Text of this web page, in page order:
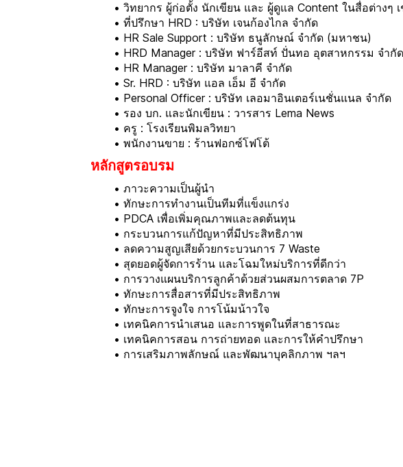
วิทยากร ผู้ก่อตั้ง นักเขียน และ ผู้ดูแล Content ในสื่อต่างๆ
ที่ปรึกษา HRD : บริษัท เจนก้องไกล จำกัด
HR Sale Support : บริษัท ธนูลักษณ์ จำกัด (มหาชน)
HRD Manager : บริษัท ฟาร์อีสท์ ปั่นทอ อุตสาหกรรม จำกัด
HR Manager : บริษัท มาลาคี จำกัด
Sr. HRD : บริษัท แอล เอ็ม อี จำกัด
Personal Officer : บริษัท เลอมาอินเตอร์เนชั่นแนล จำกัด
รอง บก. และนักเขียน : วารสาร Lema News
ครู : โรงเรียนพิมลวิทยา
พนักงานขาย : ร้านฟอกซ์โฟโต้
หลักสูตรอบรม
ภาวะความเป็นผู้นำ
ทักษะการทำงานเป็นทีมที่แข็งแกร่ง
PDCA เพื่อเพิ่มคุณภาพและลดต้นทุน
กระบวนการแก้ปัญหาที่มีประสิทธิภาพ
ลดความสูญเสียด้วยกระบวนการ 7 Waste
สุดยอดผู้จัดการร้าน และโฉมใหม่บริการที่ดีกว่า
การวางแผนบริการลูกค้าด้วยส่วนผสมการตลาด 7P
ทักษะการสื่อสารที่มีประสิทธิภาพ
ทักษะการจูงใจ การโน้มน้าวใจ
เทคนิคการนำเสนอ และการพูดในที่สาธารณะ
เทคนิคการสอน การถ่ายทอด และการให้คำปรึกษา
การเสริมภาพลักษณ์ และพัฒนาบุคลิกภาพ ฯลฯ